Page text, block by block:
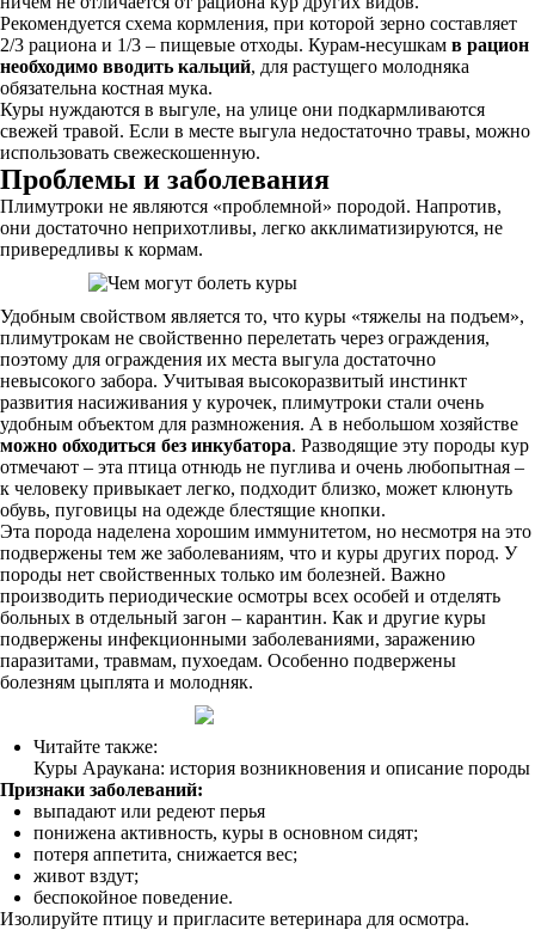
Рекомендуется схема кормления, при которой зерно составляет
2/3 рациона и 1/3 – пищевые отходы. Курам-несушкам в рацион
необходимо вводить кальций, для растущего молодняка
обязательна костная мука.
Куры нуждаются в выгуле, на улице они подкармливаются
свежей травой. Если в месте выгула недостаточно травы, можно
использовать свежескошенную.
Проблемы и заболевания
Плимутроки не являются «проблемной» породой. Напротив,
они достаточно неприхотливы, легко акклиматизируются, не
привередливы к кормам.
Удобным свойством является то, что куры «тяжелы на подъем»,
плимутрокам не свойственно перелетать через ограждения,
поэтому для ограждения их места выгула достаточно
невысокого забора. Учитывая высокоразвитый инстинкт
развития насиживания у курочек, плимутроки стали очень
удобным объектом для размножения. А в небольшом хозяйстве
можно обходиться без инкубатора. Разводящие эту породы кур
отмечают – эта птица отнюдь не пуглива и очень любопытная –
к человеку привыкает легко, подходит близко, может клюнуть
обувь, пуговицы на одежде блестящие кнопки.
Эта порода наделена хорошим иммунитетом, но несмотря на это
подвержены тем же заболеваниям, что и куры других пород. У
породы нет свойственных только им болезней. Важно
производить периодические осмотры всех особей и отделять
больных в отдельный загон – карантин. Как и другие куры
подвержены инфекционными заболеваниями, заражению
паразитами, травмам, пухоедам. Особенно подвержены
болезням цыплята и молодняк.
Читайте также:
Куры Араукана: история возникновения и описание породы
Признаки заболеваний:
выпадают или редеют перья
понижена активность, куры в основном сидят;
потеря аппетита, снижается вес;
живот вздут;
беспокойное поведение.
Изолируйте птицу и пригласите ветеринара для осмотра.